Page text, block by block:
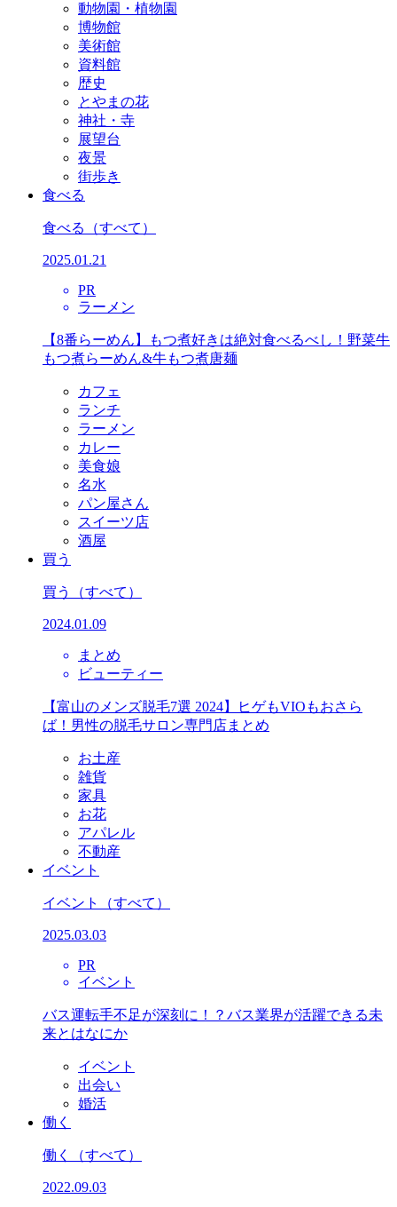
動物園・植物園
博物館
美術館
資料館
歴史
とやまの花
神社・寺
展望台
夜景
街歩き
食べる
食べる （すべて）
2025.01.21
PR
ラーメン
【8番らーめん】もつ煮好きは絶対食べるべし！野菜牛
もつ煮らーめん&牛もつ煮唐麺
カフェ
ランチ
ラーメン
カレー
美食娘
名水
パン屋さん
スイーツ店
酒屋
買う
買う （すべて）
2024.01.09
まとめ
ビューティー
【富山のメンズ脱毛7選 2024】ヒゲもVIOもおさら
ば！男性の脱毛サロン専門店まとめ
お土産
雑貨
家具
お花
アパレル
不動産
イベント
イベント （すべて）
2025.03.03
PR
イベント
バス運転手不足が深刻に！？バス業界が活躍できる未
来とはなにか
イベント
出会い
婚活
働く
働く （すべて）
2022.09.03